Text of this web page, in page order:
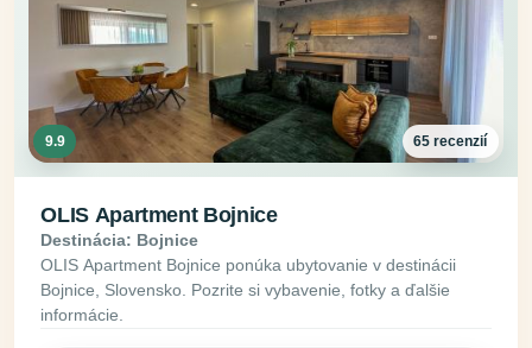
9.9 65 recenzií
OLIS Apartment Bojnice
Destinácia: Bojnice
OLIS Apartment Bojnice ponúka ubytovanie v destinácii
Bojnice, Slovensko. Pozrite si vybavenie, fotky a ďalšie
informácie.